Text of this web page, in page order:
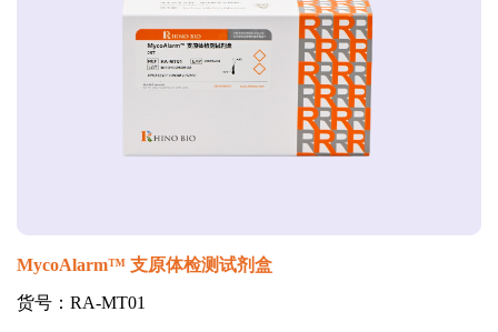
MycoAlarm™ 支原体检测试剂盒
货号：RA-MT01